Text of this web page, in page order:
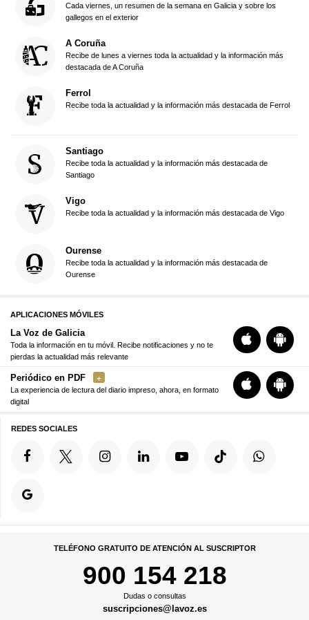
Cada viernes, un resumen de la semana en Galicia y sobre los
gallegos en el exterior
A Coruña
Recibe de lunes a viernes toda la actualidad y la información más
destacada de A Coruña
Ferrol
Recibe toda la actualidad y la información más destacada de Ferrol
Santiago
Recibe toda la actualidad y la información más destacada de
Santiago
Vigo
Recibe toda la actualidad y la información más destacada de Vigo
Ourense
Recibe toda la actualidad y la información más destacada de
Ourense
APLICACIONES MÓVILES
La Voz de Galicia
Toda la información en tu móvil. Recibe notificaciones y no te
pierdas la actualidad más relevante
Periódico en PDF
La experiencia de lectura del diario impreso, ahora, en formato
digital
REDES SOCIALES
TELÉFONO GRATUITO DE ATENCIÓN AL SUSCRIPTOR
900 154 218
Dudas o consultas
suscripciones@lavoz.es